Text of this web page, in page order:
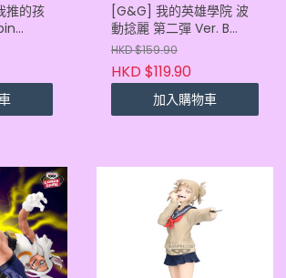
推的孩
[G&G] 我的英雄學院 波
動捻麗 第二彈 Ver. B
(4573102717160)
HKD $159.90
HKD $119.90
加入購物車